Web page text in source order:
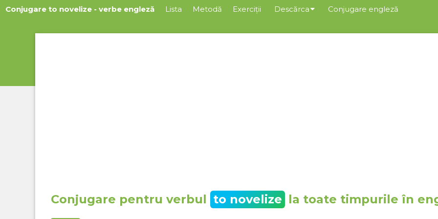
Conjugare to novelize - verbe engleză Lista Metodă Exerciții Descărca Conjugare engleză
Conjugare pentru verbul to novelize la toate timpurile în